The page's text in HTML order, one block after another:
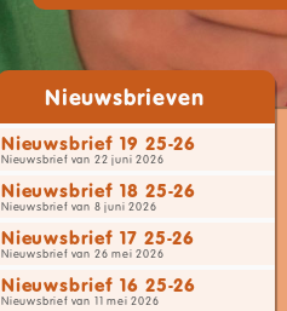
Nieuwsbrieven
Nieuwsbrief 19 25-26
Nieuwsbrief van 22 juni 2026
Nieuwsbrief 18 25-26
Nieuwsbrief van 8 juni 2026
Nieuwsbrief 17 25-26
Nieuwsbrief van 26 mei 2026
Nieuwsbrief 16 25-26
Nieuwsbrief van 11 mei 2026